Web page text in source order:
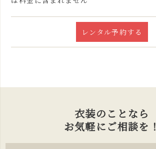
レンタル予約する
衣装のことなら
お気軽にご相談を！